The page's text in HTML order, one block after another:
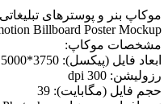
موکاپ بنر و پوسترهای
Billboard Poster Mockup
مشخصات موکاپ:
ابعاد فايل (پيکسل): 3750*5000
رزوليشن: 300 dpi
حجم فايل (مگابايت): 39